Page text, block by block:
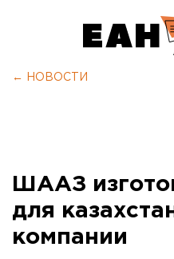
← НОВОСТИ
ШААЗ
для
компании